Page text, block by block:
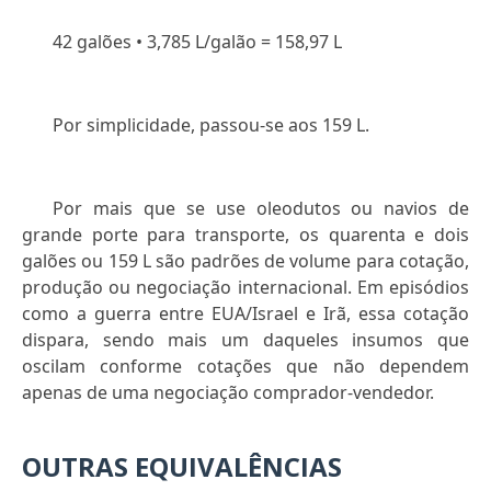
42 galões • 3,785 L/galão = 158,97 L
Por simplicidade, passou-se aos 159 L.
Por mais que se use oleodutos ou navios de
grande porte para transporte, os quarenta e dois
galões ou 159 L são padrões de volume para cotação,
produção ou negociação internacional. Em episódios
como a guerra entre EUA/Israel e Irã, essa cotação
dispara, sendo mais um daqueles insumos que
oscilam conforme cotações que não dependem
apenas de uma negociação comprador-vendedor.
OUTRAS EQUIVALÊNCIAS